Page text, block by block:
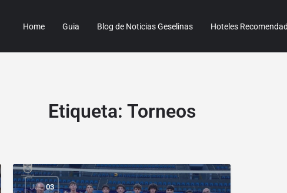
Home Guia Blog de Noticias Geselinas Hoteles
Etiqueta: Torneos
JUL 03